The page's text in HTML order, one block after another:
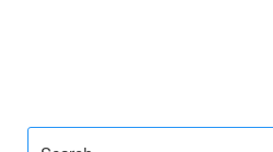
Search